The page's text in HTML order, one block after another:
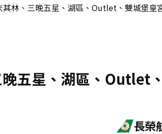
其林、三晚五星、湖區、Outlet、雙城堡皇
五星、湖區、Outlet
長榮